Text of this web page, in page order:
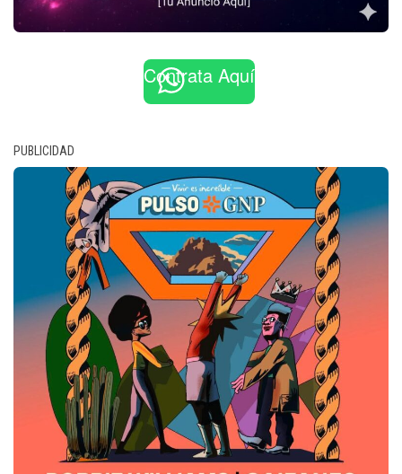
Contrata Aquí
PUBLICIDAD